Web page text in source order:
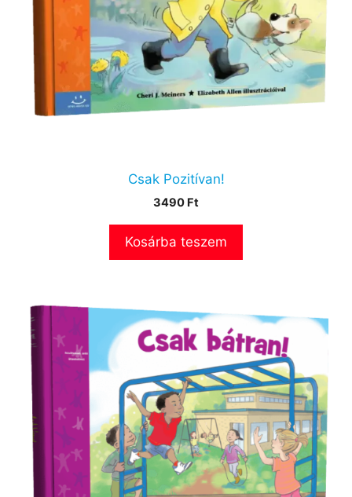
Csak Pozitívan!
3490 Ft
Kosárba teszem